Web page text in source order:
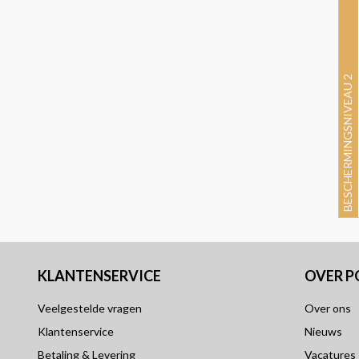
BESCHERMINGSNIVEAU 2
KLANTENSERVICE
Veelgestelde vragen
Klantenservice
Betaling & Levering
OVER
Over ons
Nieuws
Vacatures